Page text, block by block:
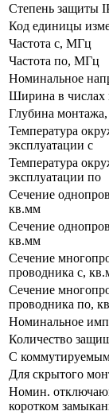
Степень защиты
Код единицы
Частота с, МГц
Частота по, МГц
Номинальное
Ширина в числах
Глубина
Температура
эксплуатации с
Температура
эксплуатации по
Сечение
кв.мм
Сечение
кв.мм
Сечение
проводника с,
Сечение
проводника по,
Номинальное
Количество
С
Для скрытого
Номин.
коротком